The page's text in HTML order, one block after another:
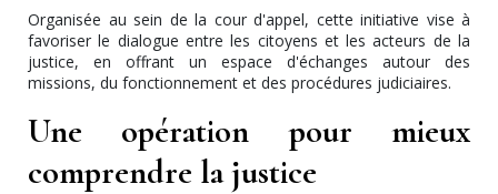
Organisée au sein de la cour d'appel, cette initiative vise à
favoriser le dialogue entre les citoyens et les acteurs de la
justice, en offrant un espace d'échanges autour des
missions, du fonctionnement et des procédures judiciaires.
Une opération pour mieux
comprendre la justice